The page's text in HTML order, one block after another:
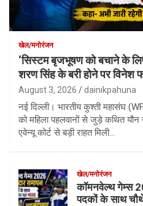
खेल/मनोरंजन
‘सिस्टम बृजभूषण को बचाने के
शरण सिंह के बरी होने पर विनेश
August 3, 2026 dainikpahuna
नई दिल्ली। भारतीय कुश्ती महासंघ
को महिला पहलवानों से जुड़े कथित यौन
एवेन्यू कोर्ट से बड़ी राहत मिली…
खेल/मनोरंजन
कॉमनवेल्थ गेम्स
पदकों के साथ चौथे